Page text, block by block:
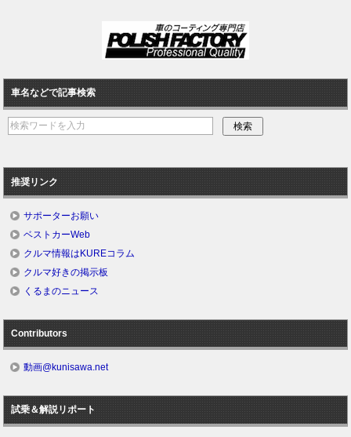
車名などで記事検索
推奨リンク
サポーターお願い
ベストカーWeb
クルマ情報はKUREコラム
クルマ好きの掲示板
くるまのニュース
Contributors
動画@kunisawa.net
試乗＆解説リポート